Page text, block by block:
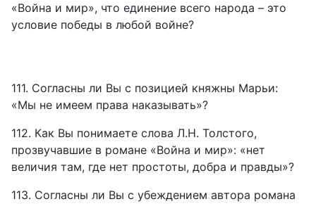
«Война и мир», что единение всего народа – это
условие победы в любой войне?
111. Согласны ли Вы с позицией княжны Марьи:
«Мы не имеем права наказывать»?
112. Как Вы понимаете слова Л.Н. Толстого,
прозвучавшие в романе «Война и мир»: «нет
величия там, где нет простоты, добра и правды»?
113. Согласны ли Вы с убеждением автора романа